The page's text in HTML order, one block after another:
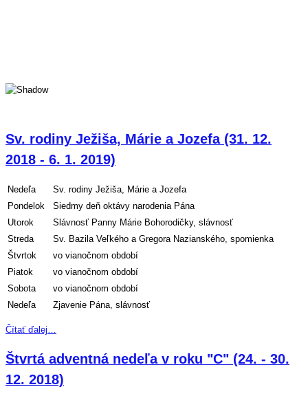
Sv. rodiny Ježiša, Márie a Jozefa (31. 12.
2018 - 6. 1. 2019)
Nedeľa
Sv. rodiny Ježiša, Márie a Jozefa
Pondelok
Siedmy deň oktávy narodenia Pána
Utorok
Slávnosť Panny Márie Bohorodičky, slávnosť
Streda
Sv. Bazila Veľkého a Gregora Nazianského, spomienka
Štvrtok
vo vianočnom období
Piatok
vo vianočnom období
Sobota
vo vianočnom období
Nedeľa
Zjavenie Pána, slávnosť
Čítať ďalej…
Štvrtá adventná nedeľa v roku "C" (24. - 30.
12. 2018)